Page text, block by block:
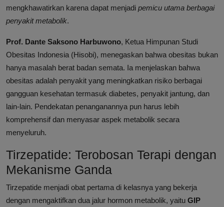
mengkhawatirkan karena dapat menjadi pemicu utama berbagai
penyakit metabolik.
Prof. Dante Saksono Harbuwono, Ketua Himpunan Studi
Obesitas Indonesia (Hisobi), menegaskan bahwa obesitas bukan
hanya masalah berat badan semata. Ia menjelaskan bahwa
obesitas adalah penyakit yang meningkatkan risiko berbagai
gangguan kesehatan termasuk diabetes, penyakit jantung, dan
lain-lain. Pendekatan penanganannya pun harus lebih
komprehensif dan menyasar aspek metabolik secara
menyeluruh.
Tirzepatide: Terobosan Terapi dengan
Mekanisme Ganda
Tirzepatide menjadi obat pertama di kelasnya yang bekerja
dengan mengaktifkan dua jalur hormon metabolik, yaitu GIP